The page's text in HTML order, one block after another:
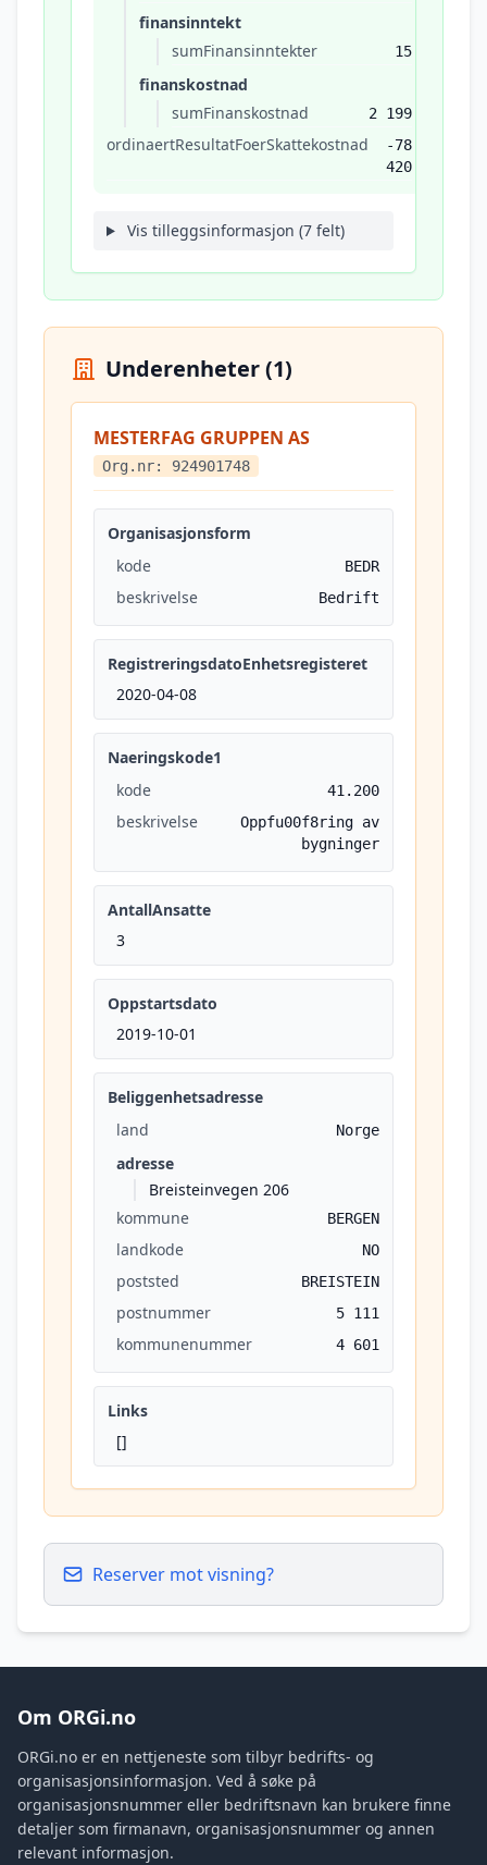
finansinntekt
sumFinansinntekter
15
finanskostnad
sumFinanskostnad
2 199
ordinaertResultatFoerSkattekostnad
-78
420
Vis tilleggsinformasjon (7 felt)
Underenheter (1)
MESTERFAG GRUPPEN AS
Org.nr: 924901748
Organisasjonsform
kode
BEDR
beskrivelse Bedrift
RegistreringsdatoEnhetsregisteret
2020-04-08
Naeringskode1
kode
41.200
beskrivelse
Oppfu00f8ring av
bygninger
AntallAnsatte
3
Oppstartsdato
2019-10-01
Beliggenhetsadresse
land
Norge
adresse
Breisteinvegen 206
kommune
BERGEN
landkode NO
poststed BREISTEIN
postnummer 5 111
kommunenummer 4 601
Links
[]
Reserver mot visning?
Om ORGi.no
ORGi.no er en nettjeneste som tilbyr bedrifts- og
organisasjonsinformasjon. Ved å søke på
organisasjonsnummer eller bedriftsnavn kan brukere finne
detaljer som firmanavn, organisasjonsnummer og annen
relevant informasjon.